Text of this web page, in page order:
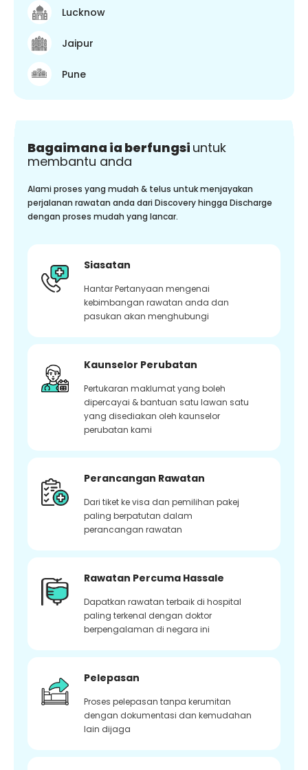
Lucknow
Jaipur
Pune
Bagaimana ia berfungsi untuk
membantu anda
Alami proses yang mudah & telus untuk menjayakan
perjalanan rawatan anda dari Discovery hingga Discharge
dengan proses mudah yang lancar.
Siasatan
Hantar Pertanyaan mengenai
kebimbangan rawatan anda dan
pasukan akan menghubungi
Kaunselor Perubatan
Pertukaran maklumat yang boleh
dipercayai & bantuan satu lawan satu
yang disediakan oleh kaunselor
perubatan kami
Perancangan Rawatan
Dari tiket ke visa dan pemilihan pakej
paling berpatutan dalam
perancangan rawatan
Rawatan Percuma Hassale
Dapatkan rawatan terbaik di hospital
paling terkenal dengan doktor
berpengalaman di negara ini
Pelepasan
Proses pelepasan tanpa kerumitan
dengan dokumentasi dan kemudahan
lain dijaga